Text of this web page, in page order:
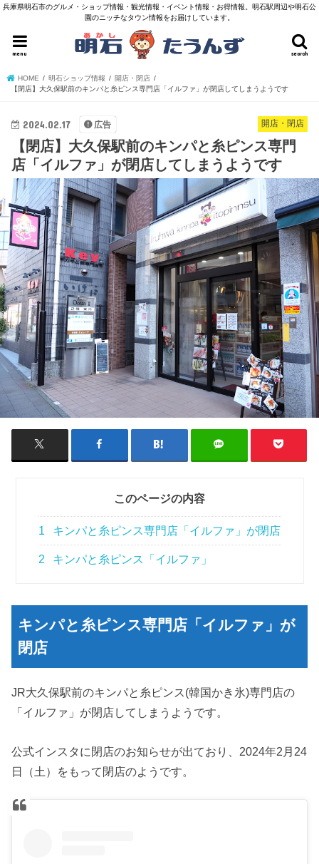
兵庫県明石市のグルメ・ショップ情報・観光情報・イベント情報・お得情報。明石駅周辺や明石公
園のニッチなタウン情報をお届けしています。
search
menu
HOME 明石ショップ情報
開店・閉店
【閉店】大久保駅前のキンパと糸ピンス専門店「イルファ」が閉店してしまうようです
開店・閉店
2024.02.17 広告
【閉店】大久保駅前のキンパと糸ピンス専門
店「イルファ」が閉店してしまうようです
このページの内容
1 キンパと糸ピンス専門店「イルファ」が閉店
2 キンパと糸ピンス「イルファ」
キンパと糸ピンス専門店「イルファ」が
閉店
JR大久保駅前のキンパと糸ピンス(韓国かき氷)専門店の
「イルファ」が閉店してしまうようです。
公式インスタに閉店のお知らせが出ており、2024年2月24
日（土）をもって閉店のようです。